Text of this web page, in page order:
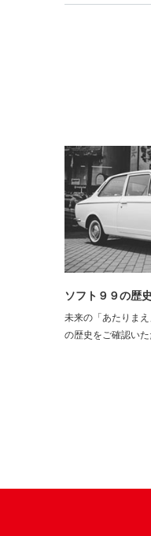
ソフト９９の歴史
未来の「あたりま
の歴史をご確認いた